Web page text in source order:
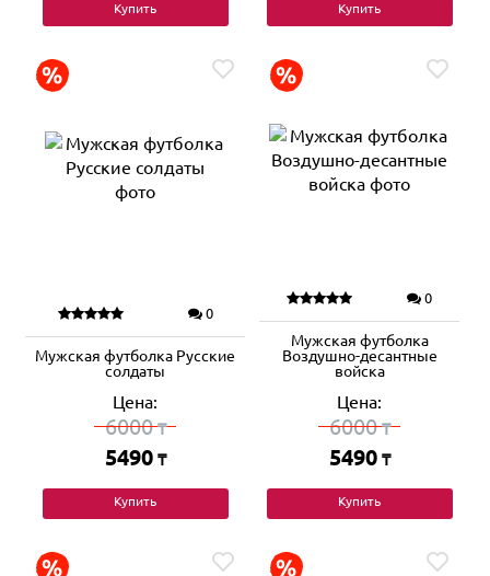
Купить Купить
0
Мужская футболка Русские
солдаты
Цена:
6000₸
5490 ₸
Купить
0
Мужская футболка
Воздушно-десантные
войска
Цена:
6000₸
5490 ₸
Купить